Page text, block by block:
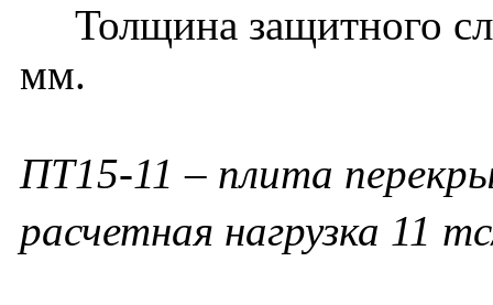
Толщина защитного
мм.
ПТ15-11 – плита
расчетная нагрузка 11